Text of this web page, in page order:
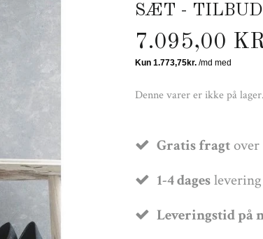
SÆT -
7.095,00
Denne varer er ikke på lager.
Gratis fragt
1-4 dages
Leveringstid på